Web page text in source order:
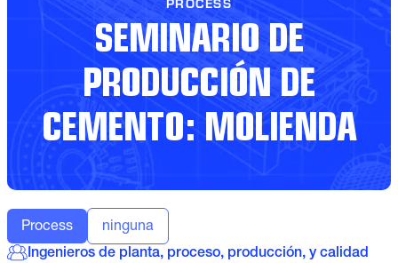
PROCESS
SEMINARIO DE
PRODUCCIÓN DE
CEMENTO: MOLIENDA
Process
ninguna
Ingenieros de planta, proceso, producción, y calidad